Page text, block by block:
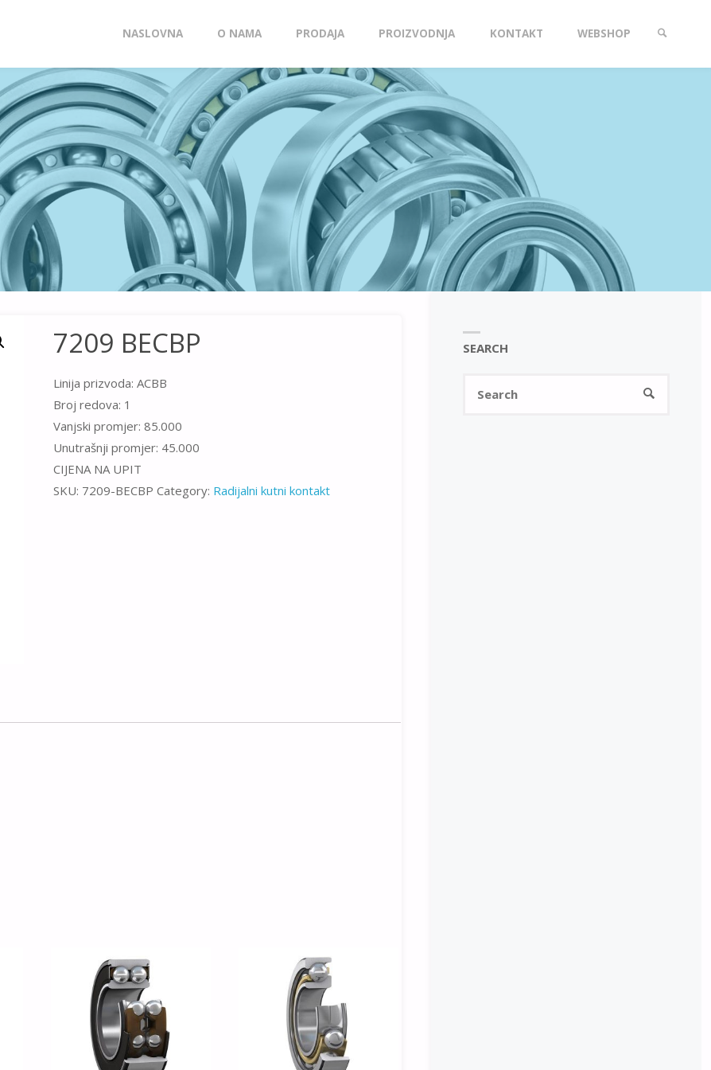
content
NASLOVNA O NAMA PRODAJA PROIZVODNJA KONTAKT WEBSHOP
7209 BECBP
Linija prizvoda: ACBB
Broj redova: 1
Vanjski promjer: 85.000
Unutrašnji promjer: 45.000
CIJENA NA UPIT
SKU: 7209-BECBP Category: Radijalni kutni kontakt
SEARCH
SEARCH